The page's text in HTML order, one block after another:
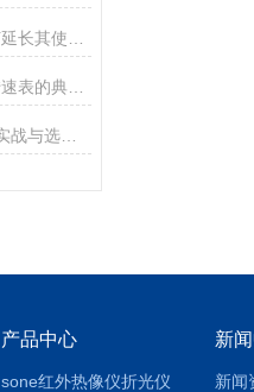
Pearson传感器多领域应用实战与选型指南
产品中心
sone红外热像仪折光仪
新
新闻